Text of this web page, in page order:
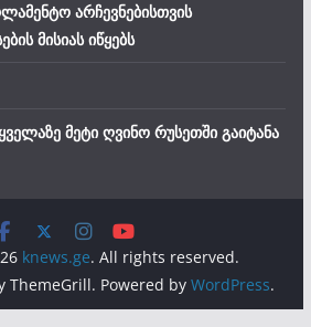
არჩევნებისთვის
მისიას იწყებს
მეტი ღვინო რუსეთში გაიტანა
knews.ge. All rights reserved.
ThemeGrill. Powered by WordPress.